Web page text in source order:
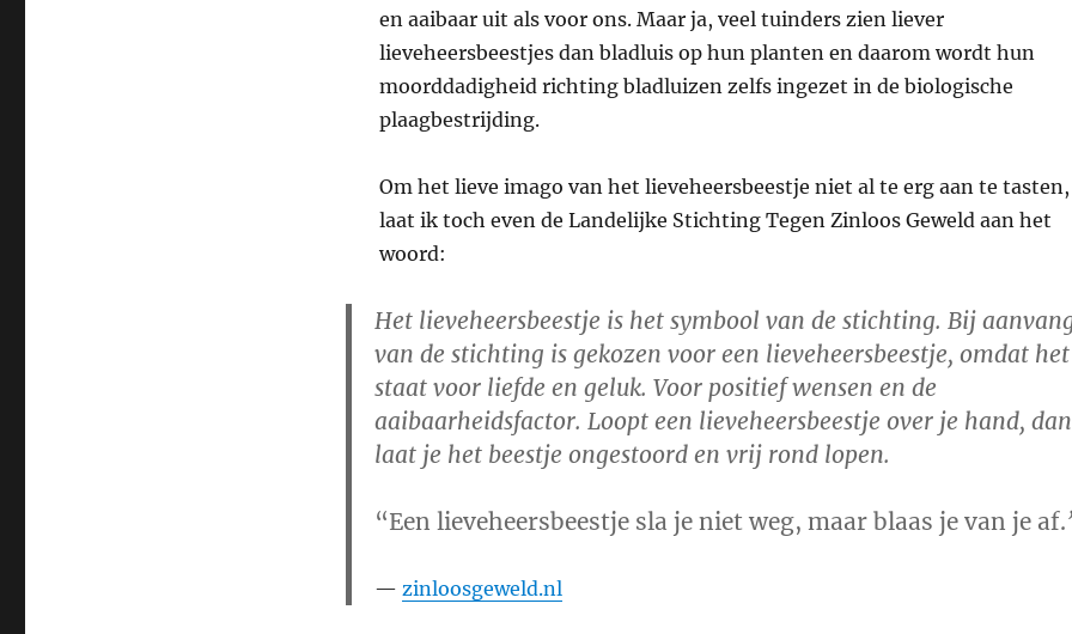
en aaibaar uit als voor ons. Maar ja, veel tuinders zien liever
lieveheersbeestjes dan bladluis op hun planten en daarom wordt hun
moorddadigheid richting bladluizen zelfs ingezet in de biologische
plaagbestrijding.
Om het lieve imago van het lieveheersbeestje niet al te erg aan te tasten,
laat ik toch even de Landelijke Stichting Tegen Zinloos Geweld aan het
woord:
Het lieveheersbeestje is het symbool van de stichting. Bij
van de stichting is gekozen voor een lieveheersbeestje, omdat het
staat voor liefde en geluk. Voor positief wensen en de
aaibaarheidsfactor. Loopt een lieveheersbeestje over je hand, dan
laat je het beestje ongestoord en vrij rond lopen.
“Een lieveheersbeestje sla je niet weg, maar blaas je van je af.
zinloosgeweld.nl